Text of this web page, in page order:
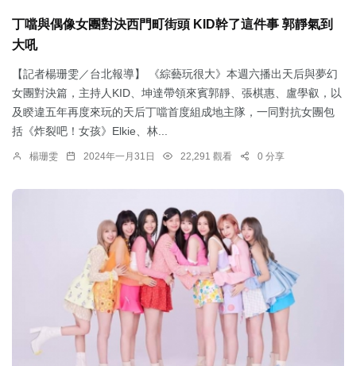
丁噹與偶像女團對決西門町街頭 KID幹了這件事 郭靜氣到
大吼
【記者楊珊雯／台北報導】 《綜藝玩很大》本週六播出天后與夢幻
女團對決篇，主持人KID、坤達帶領來賓郭靜、張棋惠、盧學叡，以
及睽違五年再度來玩的天后丁噹首度組成地主隊，一同對抗女團包
括《炸裂吧！女孩》Elkie、林...
楊珊雯 2024年一月31日 22,291 觀看 0 分享